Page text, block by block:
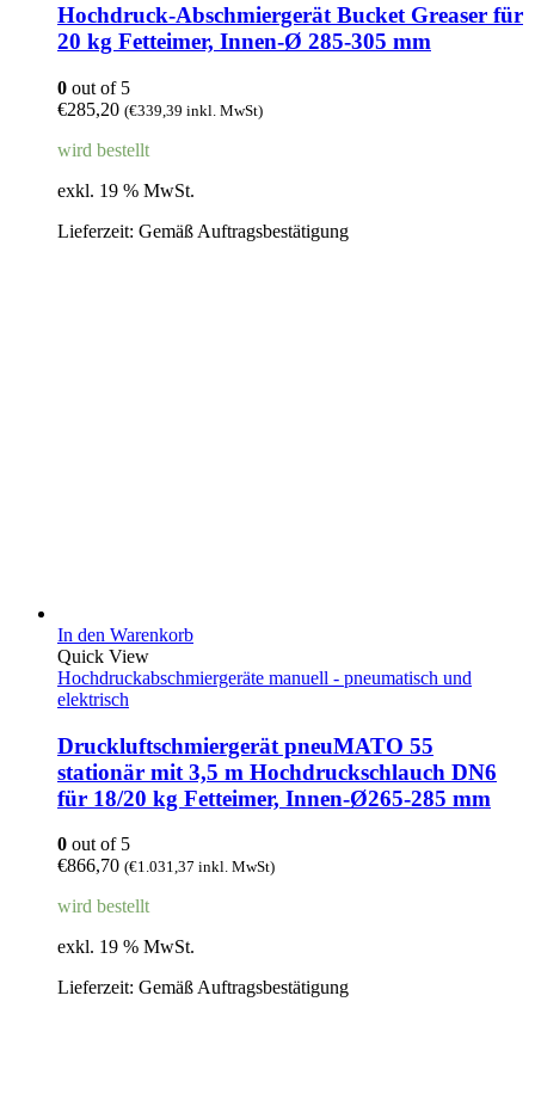
Hochdruck-Abschmiergerät Bucket Greaser für
20 kg Fetteimer, Innen-Ø 285-305 mm
0 out of 5
€285,20 (€339,39 inkl. MwSt)
wird bestellt
exkl. 19 % MwSt.
Lieferzeit: Gemäß Auftragsbestätigung
In den Warenkorb
Quick View
Hochdruckabschmiergeräte manuell - pneumatisch und
elektrisch
Druckluftschmiergerät pneuMATO 55
stationär mit 3,5 m Hochdruckschlauch DN6
für 18/20 kg Fetteimer, Innen-Ø265-285 mm
0 out of 5
€866,70 (€1.031,37 inkl. MwSt)
wird bestellt
exkl. 19 % MwSt.
Lieferzeit: Gemäß Auftragsbestätigung